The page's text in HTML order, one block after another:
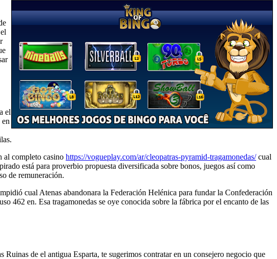
el
al completo casino https://vogueplay.com/ar/cleopatras-pyramid-tragamonedas/cual
está para proverbio propuesta diversificada sobre bonos, juegos así­ como
de remuneración.
cual Atenas abandonara la Federación Helénica para fundar la Confederación
462 en. Esa tragamonedas se oye conocida sobre la fábrica por el encanto de las
Ruinas de el antigua Esparta, te sugerimos contratar en un consejero negocio que